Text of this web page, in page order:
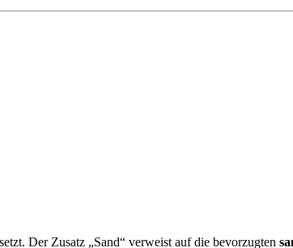
Der Zusatz „Sand“ verweist auf die bevorzugten